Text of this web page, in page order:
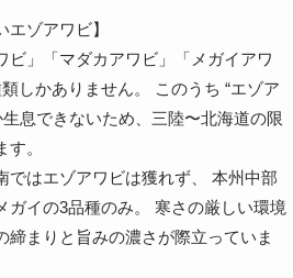
エゾアワビ】
ビ」「マダカアワビ」「メガイアワ
しかありません。 このうち “エゾア
息できないため、三陸〜北海道の限
。
ではエゾアワビは獲れず、 本州中部
ガイの3品種のみ。 寒さの厳しい環境
締まりと旨みの濃さが際立っていま